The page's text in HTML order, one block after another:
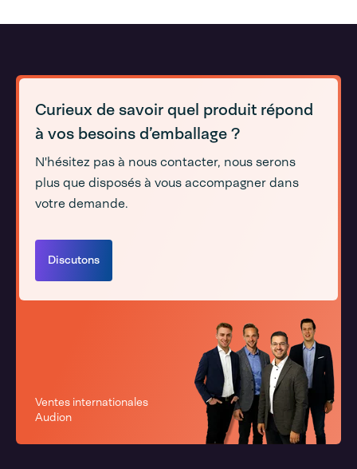
Curieux de savoir quel produit répond
à vos besoins d’emballage ?
N'hésitez pas à nous contacter, nous serons
plus que disposés à vous accompagner dans
votre demande.
Discutons
Ventes internationales
Audion